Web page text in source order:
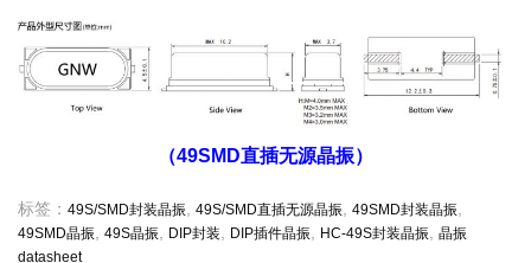
（49SMD直插无源晶振）
标签： 49S/SMD封装晶振 49S/SMD直插无源晶振 49SMD封装晶振
49SMD晶振 49S晶振 DIP封装 DIP插件晶振 HC-49S封装晶振
晶振
datasheet